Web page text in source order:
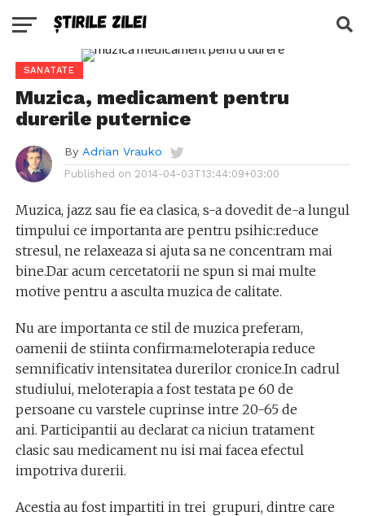
SANATATE
Muzica, medicament pentru
durerile puternice
By Adrian Vrauko
Published on 2014-04-03T13:44:09+03:00
Muzica, jazz sau fie ea clasica, s-a dovedit de-a lungul
timpului ce importanta are pentru psihic:reduce
stresul, ne relaxeaza si ajuta sa ne concentram mai
bine.Dar acum cercetatorii ne spun si mai multe
motive pentru a asculta muzica de calitate.
Nu are importanta ce stil de muzica preferam,
oamenii de stiinta confirma:meloterapia reduce
semnificativ intensitatea durerilor cronice.In cadrul
studiului, meloterapia a fost testata pe 60 de
persoane cu varstele cuprinse intre 20-65 de
ani. Participantii au declarat ca niciun tratament
clasic sau medicament nu isi mai facea efectul
impotriva durerii.
Acestia au fost impartiti in trei grupuri, dintre care